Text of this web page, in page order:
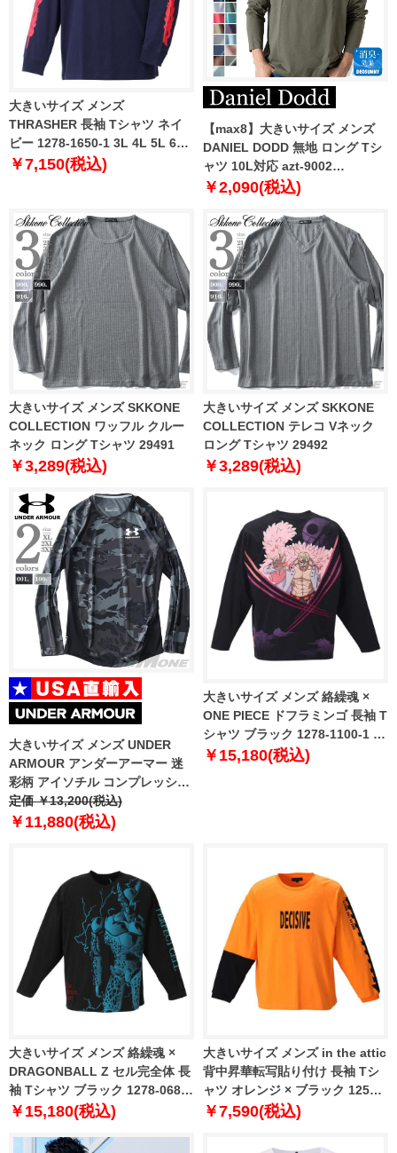
大きいサイズ メンズ
THRASHER 長袖 Tシャツ ネイ
ビー 1278-1650-1 3L 4L 5L 6L
8L
￥7,150(税込)
【max8】大きいサイズ メンズ
DANIEL DODD 無地 ロング Tシ
ャツ 10L対応 azt-9002
【t2502】
￥2,090(税込)
大きいサイズ メンズ SKKONE
COLLECTION ワッフル クルー
ネック ロング Tシャツ 29491
￥3,289(税込)
大きいサイズ メンズ SKKONE
COLLECTION テレコ Vネック
ロング Tシャツ 29492
￥3,289(税込)
大きいサイズ メンズ UNDER
ARMOUR アンダーアーマー 迷
彩柄 アイソチル コンプレッショ
ン ロングスリーブ USA直輸入
1361523
定価 ￥13,200(税込)
￥11,880(税込)
大きいサイズ メンズ 絡繰魂 ×
ONE PIECE ドフラミンゴ 長袖 T
シャツ ブラック 1278-1100-1 3L
4L 5L 6L
￥15,180(税込)
大きいサイズ メンズ 絡繰魂 ×
DRAGONBALL Z セル完全体 長
袖 Tシャツ ブラック 1278-0680-
1 3L 4L 5L 6L
￥15,180(税込)
大きいサイズ メンズ in the attic
背中昇華転写貼り付け 長袖 Tシ
ャツ オレンジ × ブラック 1258-
0301-1 2L 3L 4L 5L 6L
￥7,590(税込)